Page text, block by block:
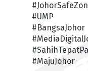
#UMP
#BangsaJohor
#MajuJohor